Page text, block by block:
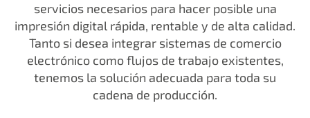
servicios necesarios para hacer posible una
impresión digital rápida, rentable y de alta calidad.
Tanto si desea integrar sistemas de comercio
electrónico como flujos de trabajo existentes,
tenemos la solución adecuada para toda su
cadena de producción.